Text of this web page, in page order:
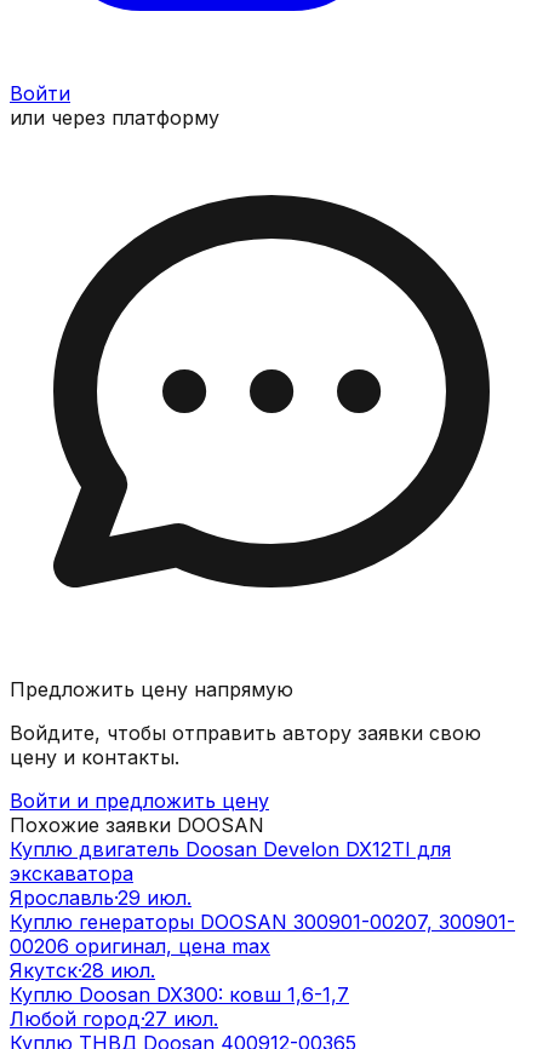
Войти
или через платформу
Предложить цену напрямую
Войдите, чтобы отправить автору заявки свою
цену и контакты.
Войти и предложить цену
Похожие заявки DOOSAN
Куплю двигатель Doosan Develon DX12TI для
экскаватора
Ярославль·29 июл.
Куплю генераторы DOOSAN 300901-00207, 300901-
00206 оригинал, цена max
Якутск·28 июл.
Куплю Doosan DX300: ковш 1,6-1,7
Любой город·27 июл.
Куплю ТНВД Doosan 400912-00365